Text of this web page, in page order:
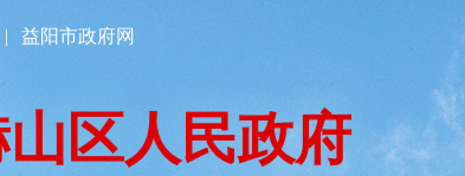
| 益阳市政府网
区人民政府